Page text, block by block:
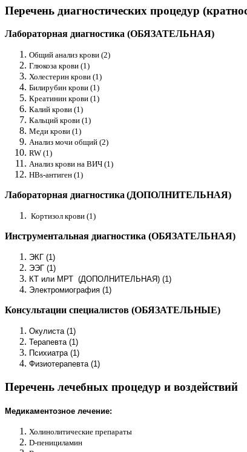
Перечень диагностических процедур
Лабораторная диагностика (ОБЯЗАТЕЛЬНАЯ)
Общий анализ крови (2)
Глюкоза крови (1)
Холестерин крови (1)
Билирубин крови (1)
Креатинин крови (1)
Калий крови (1)
Кальций крови (1)
Меди крови (1)
Анализ мочи общий (2)
RW (1)
Анализ крови на ВИЧ (1)
HBs-антиген (1)
Лабораторная диагностика(ДОПОЛНИТЕЛЬНАЯ)
Кортизол крови (1)
Инструментальная диагностика (ОБЯЗАТЕЛЬНАЯ)
ЭКГ (1)
ЭЭГ (1)
КТ или МРТ (ДОПОЛНИТЕЛЬНАЯ) (1)
Электромиография (1)
Консультации специалистов (ОБЯЗАТЕЛЬНЫЕ)
Окулиста (1)
Терапевта (1)
Психиатра (1)
Физиотерапевта (1)
Перечень лечебных процедур и воздействий
Медикаментозное лечение:
Холинолитические препараты
D-пенициламин